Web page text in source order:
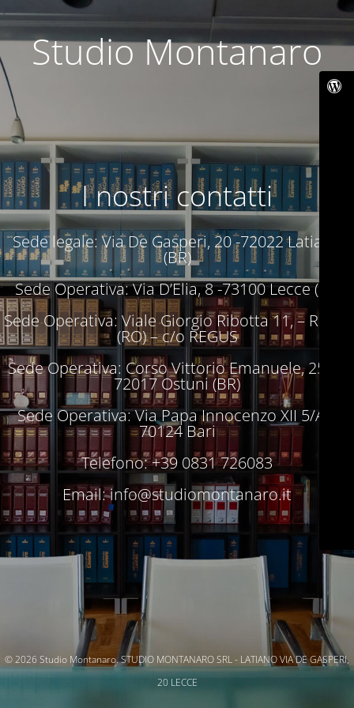
Studio Montanaro
I nostri contatti
Sede legale: Via De Gasperi, 20 -72022 Latiano
(BR)
Sede Operativa: Via D’Elia, 8 -73100 Lecce (LE)
Sede Operativa: Viale Giorgio Ribotta 11, – Roma
(RO) – c/o REGUS
Sede Operativa: Corso Vittorio Emanuele, 250 –
72017 Ostuni (BR)
Sede Operativa: Via Papa Innocenzo XII 5/A –
70124 Bari
Telefono: +39 0831 726083
Email:info@studiomontanaro.it
© 2026 Studio Montanaro. STUDIO MONTANARO SRL - LATIANO VIA DE GASPERI,
20 LECCE